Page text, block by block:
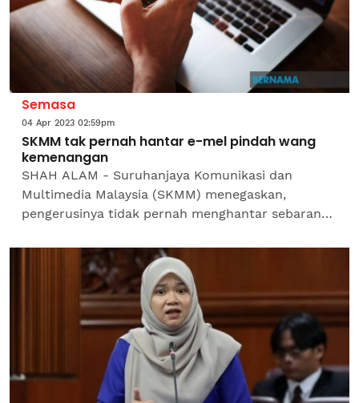
Semasa
04 Apr 2023 02:59pm
SKMM tak pernah hantar e-mel pindah wang
kemenangan
SHAH ALAM - Suruhanjaya Komunikasi dan
Multimedia Malaysia (SKMM) menegaskan,
pengerusinya tidak pernah menghantar sebarang
bantuan untuk memindahkan hadiah...